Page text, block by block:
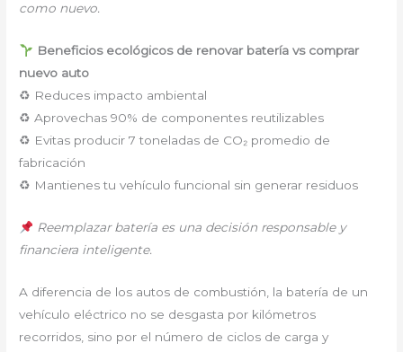
como nuevo.
Beneficios ecológicos de renovar batería vs comprar
nuevo auto
♻ Reduces impacto ambiental
♻ Aprovechas 90% de componentes reutilizables
♻ Evitas producir 7 toneladas de CO₂ promedio de
fabricación
♻ Mantienes tu vehículo funcional sin generar residuos
Reemplazar batería es una decisión responsable y
financiera inteligente.
A diferencia de los autos de combustión, la batería de un
vehículo eléctrico no se desgasta por kilómetros
recorridos, sino por el número de ciclos de carga y